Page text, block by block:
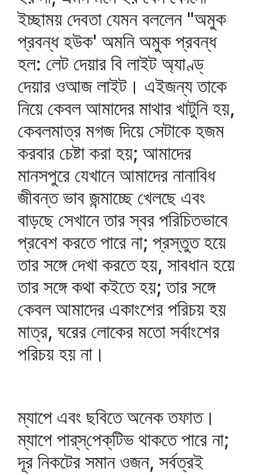
ইচ্ছাময় দেবতা যেমন বললেন "অমুক
প্রবন্ধ হউক' অমনি অমুক প্রবন্ধ
হল: লেট দেয়ার বি লাইট অ্যাণ্ড্‌
দেয়ার ওআজ লাইট। এইজন্য তাকে
নিয়ে কেবল আমাদের মাথার খাটুনি হয়,
কেবলমাত্র মগজ দিয়ে সেটাকে হজম
করবার চেষ্টা করা হয়; আমাদের
মানসপুরে যেখানে আমাদের নানাবিধ
জীবন্ত ভাব জন্মাচ্ছে খেলছে এবং
বাড়ছে সেখানে তার স্বর পরিচিতভাবে
প্রবেশ করতে পারে না; প্রস্তুত হয়ে
তার সঙ্গে দেখা করতে হয়, সাবধান হয়ে
তার সঙ্গে কথা কইতে হয়; তার সঙ্গে
কেবল আমাদের একাংশের পরিচয় হয়
মাত্র, ঘরের লোকের মতো সর্বাংশের
পরিচয় হয় না।
ম্যাপে এবং ছবিতে অনেক তফাত।
ম্যাপে পার্‌স্‌পেক্‌টিভ থাকতে পারে না;
দূর নিকটের সমান ওজন, সর্বত্রই